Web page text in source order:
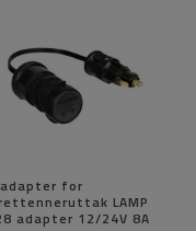
for
LAMP
adapter 12/24V 8A